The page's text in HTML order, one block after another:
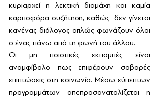
κυριαρχεί η λεκτική διαμάχη και καμία
καρποφόρα συζήτηση, καθώς  δεν γίνεται
κανένας διάλογος απλώς φωνάζουν όλοι
ο ένας πάνω από τη φωνή του άλλου.
Οι μη ποιοτικές εκπομπές είναι
αναμφίβολο πως επιφέρουν σοβαρές
επιπτώσεις στη κοινωνία. Μέσω εύπεπτων
προγραμμάτων αποπροσανατολίζεται η